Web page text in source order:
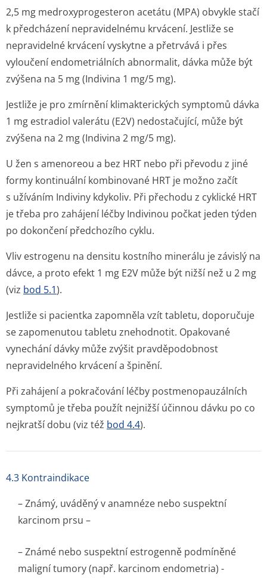
2,5 mg medroxyprogesteron acetátu (MPA) obvykle stačí
k předcházení nepravidelnému krvácení. Jestliže se
nepravidelné krvácení vyskytne a přetrvává i přes
vyloučení endometriálních abnormalit, dávka může být
zvýšena na 5 mg (Indivina 1 mg/5 mg).
Jestliže je pro zmírnění klimakterických symptomů dávka
1 mg estradiol valerátu (E2V) nedostačující, může být
zvýšena na 2 mg (Indivina 2 mg/5 mg).
U žen s amenoreou a bez HRT nebo při převodu z jiné
formy kontinuální kombinované HRT je možno začít
s užíváním Indiviny kdykoliv. Při přechodu z cyklické HRT
je třeba pro zahájení léčby Indivinou počkat jeden týden
po dokončení předchozího cyklu.
Vliv estrogenu na densitu kostního minerálu je závislý na
dávce, a proto efekt 1 mg E2V může být nižší než u 2 mg
(viz bod 5.1).
Jestliže si pacientka zapomněla vzít tabletu, doporučuje
se zapomenutou tabletu znehodnotit. Opakované
vynechání dávky může zvýšit pravděpodobnost
nepravidelného krvácení a špinění.
Při zahájení a pokračování léčby postmenopauzálních
symptomů je třeba použít nejnižší účinnou dávku po co
nejkratší dobu (viz též bod 4.4).
4.3 Kontraindikace
– Známý, uváděný v anamnéze nebo suspektní
karcinom prsu –
– Známé nebo suspektní estrogenně podmíněné
maligní tumory (např. karcinom endometria) -